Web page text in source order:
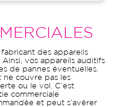
fabricant des appareils
vos appareils auditifs
de pannes éventuelles.
ne couvre pas les
ou le vol. C’est
commerciale
et peut s’avérer